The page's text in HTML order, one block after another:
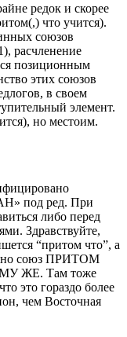
редок и скорее
что учится).
союзов
расчленение
позиционным
этих союзов
в своем
элемент.
но местоим.
под ред. При
либо перед
Здравствуйте,
“притом что”, а
союз ПРИТОМ
ЖЕ. Там тоже
это гораздо более
чем Восточная